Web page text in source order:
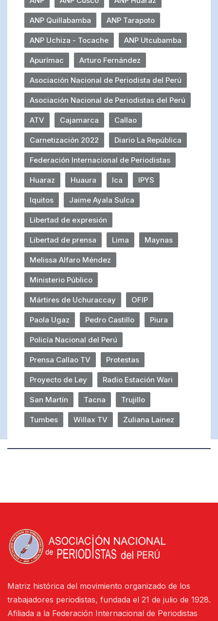
ANP Quillabamba ANP Tarapoto
ANP Uchiza - Tocache ANP Utcubamba
Apurímac Arturo Fernández
Asociación Nacional de Periodista del Perú
Asociación Nacional de Periodistas del Perú
ATV Cajamarca Callao
Carnetización 2022 Diario La República
Federación Internacional de Periodistas
Huaraz Huaura Ica IPYS
Iquitos Jaime Ayala Sulca
Libertad de expresión
Libertad de prensa Lima Maynas
Melissa Alfaro Méndez
Ministerio Público
Mártires de Uchuraccay OFIP
Paola Ugaz Pedro Castillo Piura
Policía Nacional del Perú
Prensa Callao TV Protestas
Proyecto de Ley Radio Estación Wari
San Martín Tacna Trujillo
Tumbes Willax TV Zuliana Lainez
Matriz histórica del movimiento organizado de los
trabajadores periodistas, fundada el 21 de julio de 1928.
Afiliada a la Federación Internacional de Periodistas